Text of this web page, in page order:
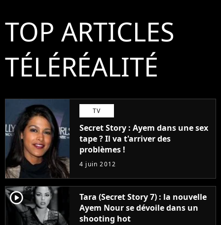
TOP ARTICLES
TÉLÉRÉALITÉ
TV
Secret Story : Ayem dans une sex
tape ? Il va t'arriver des
problèmes !
4 juin 2012
player2
Tara (Secret Story 7) : la nouvelle
Ayem Nour se dévoile dans un
shooting hot